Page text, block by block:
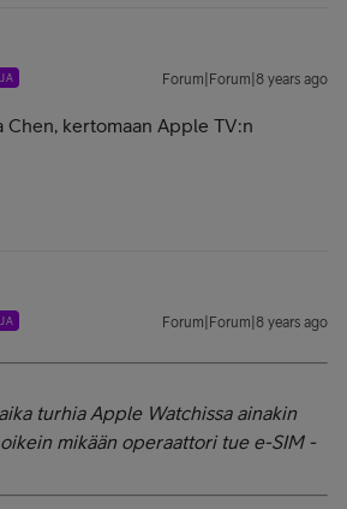
Forum|Forum|8 years ago
Chen, kertomaan Apple TV:n
Forum|Forum|8 years ago
aika turhia Apple Watchissa ainakin
mikään operaattori tue e-SIM -